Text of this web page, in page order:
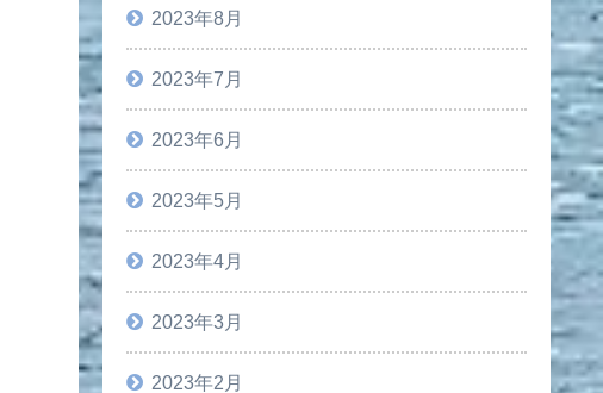
2023年8月
2023年7月
2023年6月
2023年5月
2023年4月
2023年3月
2023年2月